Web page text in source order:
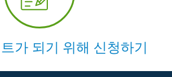
가 되기 위해 신청하기